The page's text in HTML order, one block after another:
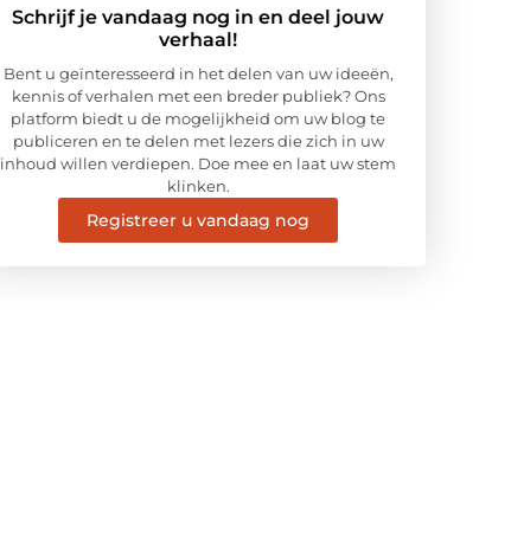
Schrijf je vandaag nog in en deel jouw
verhaal!
Bent u geïnteresseerd in het delen van uw ideeën,
kennis of verhalen met een breder publiek? Ons
platform biedt u de mogelijkheid om uw blog te
publiceren en te delen met lezers die zich in uw
inhoud willen verdiepen. Doe mee en laat uw stem
klinken.
Registreer u vandaag nog